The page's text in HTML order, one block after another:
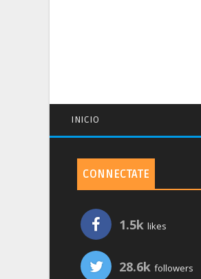
INICIO
CONNECTATE
1.5k likes
28.6k followers